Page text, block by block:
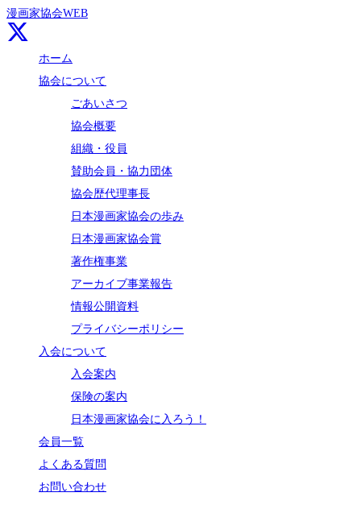
漫画家協会WEB
ホーム
協会について
ごあいさつ
協会概要
組織・役員
賛助会員・協力団体
協会歴代理事長
日本漫画家協会の歩み
日本漫画家協会賞
著作権事業
アーカイブ事業報告
情報公開資料
プライバシーポリシー
入会について
入会案内
保険の案内
日本漫画家協会に入ろう！
会員一覧
よくある質問
お問い合わせ